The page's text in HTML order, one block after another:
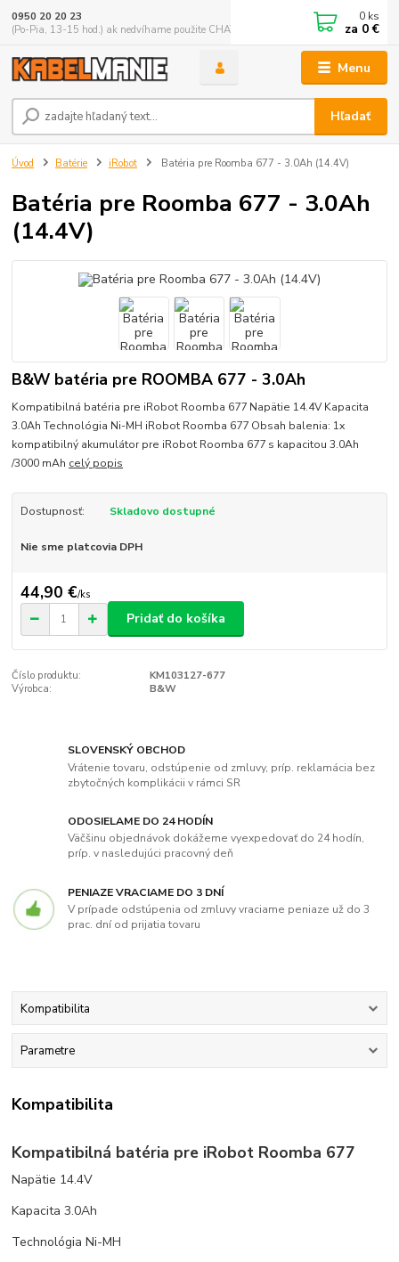
Menu
Hľadať
0950 20 20 23
(Po-Pia, 13-15 hod.) ak nedvíhame použite CHATBOX
0 ks
za 0 €
Úvod Batérie iRobot Batéria pre Roomba 677 - 3.0Ah (14.4V)
Batéria pre Roomba 677 - 3.0Ah
(14.4V)
B&W batéria pre ROOMBA 677 - 3.0Ah
Kompatibilná batéria pre iRobot Roomba 677 Napätie 14.4V Kapacita
3.0Ah Technológia Ni-MH iRobot Roomba 677 Obsah balenia: 1x
kompatibilný akumulátor pre iRobot Roomba 677 s kapacitou 3.0Ah
/3000 mAh celý popis
Dostupnosť: Skladovo dostupné
Nie sme platcovia DPH
44,90 €/ks
Pridať do košíka
Číslo produktu:
KM103127-677
Výrobca:
B&W
SLOVENSKÝ OBCHOD
Vrátenie tovaru, odstúpenie od zmluvy, príp. reklamácia bez
zbytočných komplikácii v rámci SR
ODOSIELAME DO 24 HODÍN
Väčšinu objednávok dokážeme vyexpedovať do 24 hodín,
príp. v nasledujúci pracovný deň
PENIAZE VRACIAME DO 3 DNÍ
V prípade odstúpenia od zmluvy vraciame peniaze už do 3
prac. dní od prijatia tovaru
Kompatibilita
Parametre
Kompatibilita
Kompatibilná batéria pre iRobot Roomba 677
Napätie 14.4V
Kapacita 3.0Ah
Technológia Ni-MH